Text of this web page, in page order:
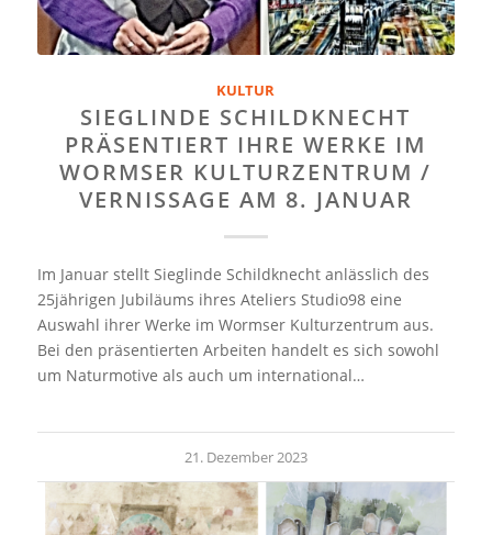
KULTUR
SIEGLINDE SCHILDKNECHT
PRÄSENTIERT IHRE WERKE IM
WORMSER KULTURZENTRUM /
VERNISSAGE AM 8. JANUAR
Im Januar stellt Sieglinde Schildknecht anlässlich des
25jährigen Jubiläums ihres Ateliers Studio98 eine
Auswahl ihrer Werke im Wormser Kulturzentrum aus.
Bei den präsentierten Arbeiten handelt es sich sowohl
um Naturmotive als auch um international…
21. Dezember 2023